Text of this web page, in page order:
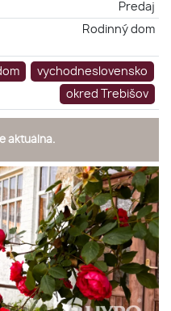
Predaj
Rodinný dom
vychodneslovensko
okred Trebišov
aktuálna.